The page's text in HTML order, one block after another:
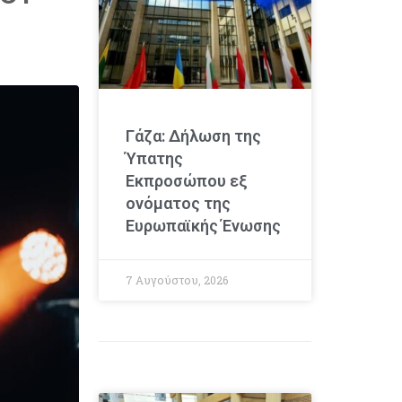
Γάζα: Δήλωση της
Ύπατης
Εκπροσώπου εξ
ονόματος της
Ευρωπαϊκής Ένωσης
7 Αυγούστου, 2026